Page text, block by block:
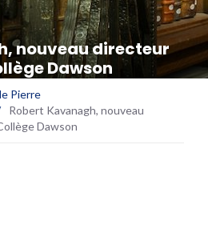
nouveau directeur
Dawson
Pierre
Robert Kavanagh, nouveau
Dawson